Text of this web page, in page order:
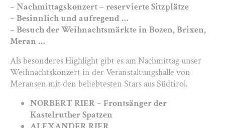
– Nachmittagskonzert – reservierte Sitzplätze
– Besinnlich und aufregend …
– Besuch der Weihnachtsmärkte in Bozen, Brixen,
Meran …
Als besonderes Highlight gibt es am Nachmittag unser
Weihnachtskonzert in der Veranstaltungshalle von
Meransen mit den beliebtesten Stars aus Südtirol.
NORBERT RIER – Frontsänger der
Kastelruther Spatzen